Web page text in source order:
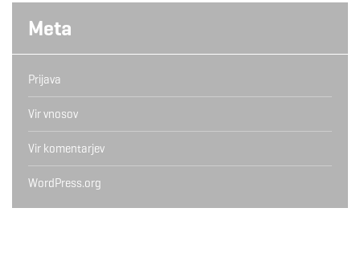
Meta
Prijava
Vir vnosov
Vir komentarjev
WordPress.org